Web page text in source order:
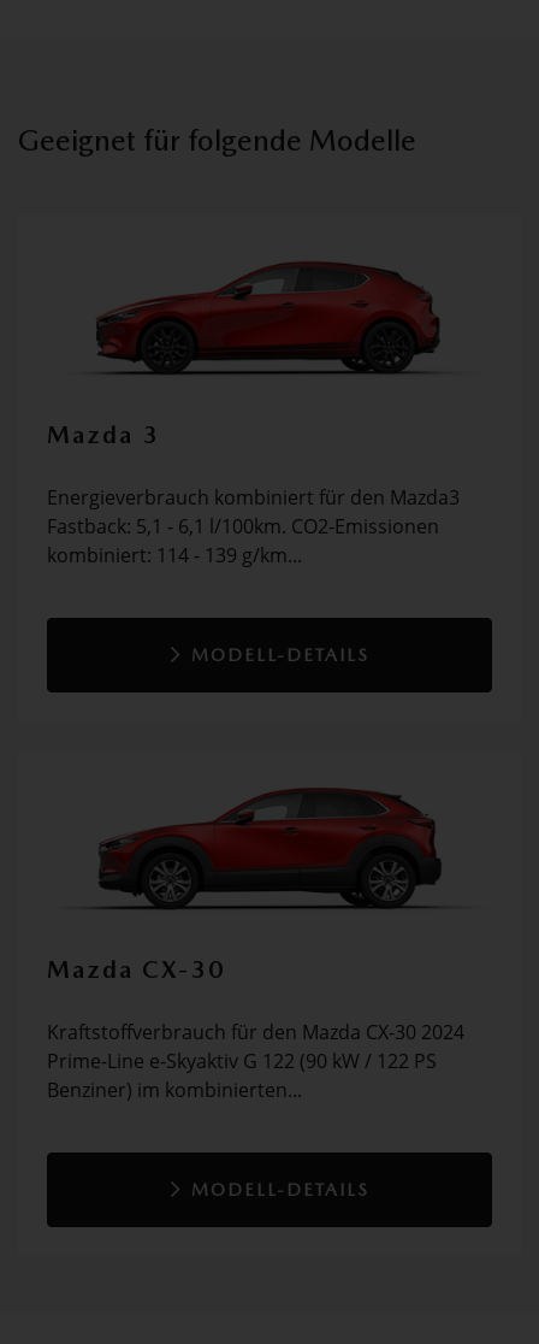
Geeignet für folgende Modelle
Mazda 3
Energieverbrauch kombiniert für den Mazda3
Fastback: 5,1 - 6,1 l/100km. CO2-Emissionen
kombiniert: 114 - 139 g/km...
MODELL-DETAILS
Mazda CX-30
Kraftstoffverbrauch für den Mazda CX-30 2024
Prime-Line e-Skyaktiv G 122 (90 kW / 122 PS
Benziner) im kombinierten...
MODELL-DETAILS